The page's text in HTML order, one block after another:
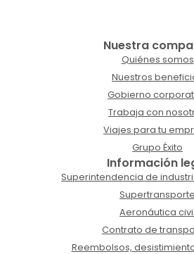
Nuestra
Quiénes somos
Nuestros
Gobierno
Trabaja con
Viajes para tu
Grupo Éxito
Información
Superintendencia de
Supertransporte
Aeronáutica civil
Contrato de
Reembolsos,